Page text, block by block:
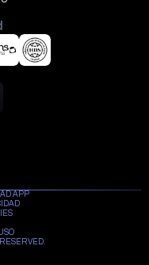
APP